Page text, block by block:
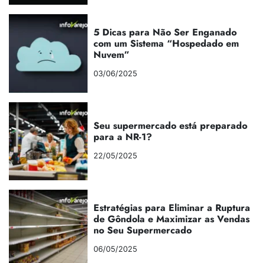
5 Dicas para Não Ser Enganado
com um Sistema “Hospedado em
Nuvem”
03/06/2025
Seu supermercado está preparado
para a NR-1?
22/05/2025
Estratégias para Eliminar a Ruptura
de Gôndola e Maximizar as Vendas
no Seu Supermercado
06/05/2025